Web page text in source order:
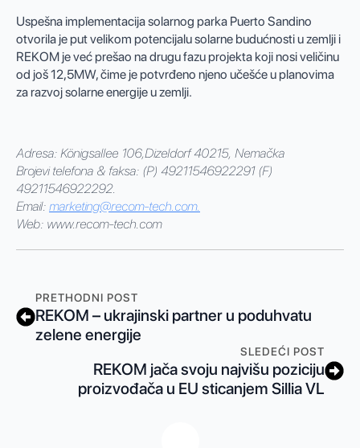
Uspešna implementacija solarnog parka Puerto Sandino
otvorila je put velikom potencijalu solarne budućnosti u zemlji i
REKOM je već prešao na drugu fazu projekta koji nosi veličinu
od još 12,5MW, čime je potvrđeno njeno učešće u planovima
za razvoj solarne energije u zemlji.
Adresa: Königsallee 106,Dizeldorf 40215, Nemačka
Brojevi telefona & faksa: (P) 49211546922291 (F)
49211546922292.
Email: marketing@recom-tech.com.
Web: www.recom-tech.com
PRETHODNI POST
REKOM – ukrajinski partner u poduhvatu
zelene energije
SLEDEĆI POST
REKOM jača svoju najvišu poziciju
proizvođača u EU sticanjem Sillia VL